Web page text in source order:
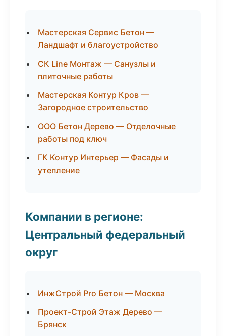
Мастерская Сервис Бетон —
Ландшафт и благоустройство
СК Line Монтаж — Санузлы и
плиточные работы
Мастерская Контур Кров —
Загородное строительство
ООО Бетон Дерево — Отделочные
работы под ключ
ГК Контур Интерьер — Фасады и
утепление
Компании в регионе:
Центральный федеральный
округ
ИнжСтрой Pro Бетон — Москва
Проект-Строй Этаж Дерево —
Брянск